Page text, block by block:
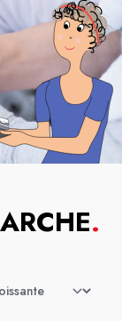
.